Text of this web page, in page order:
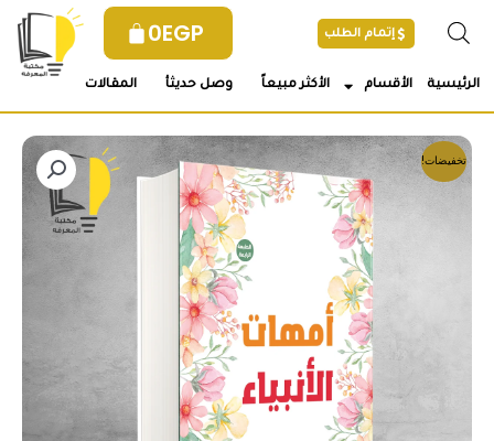
0EGP إتمام الطلب
الرئيسية الأقسام الأكثر مبيعاً وصل حديثأ المقالات
تخفيضات!